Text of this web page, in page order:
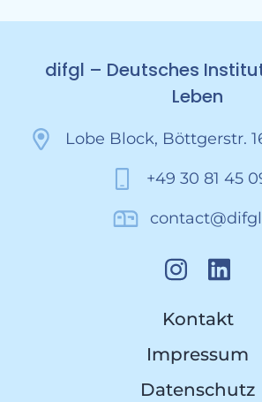
difgl – Deutsches
Leben
Lobe Block, Böttgerstr.
+49 30 81 45
Kontakt
Impressum
Datenschutz